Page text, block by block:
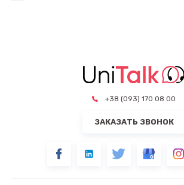
+38 (093) 170 08 00
ЗАКАЗАТЬ ЗВОНОК